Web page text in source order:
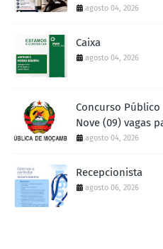
agosto 04, 2026
Caixa
agosto 04, 2026
Concurso
Nove (09) vagas
agosto 04, 2026
Recepcionista
agosto 06, 2026